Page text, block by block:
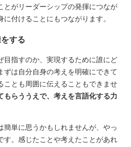
とがリーダーシップの発揮につなが
付けることにもつながります。
する
目指すのか、実現するために誰にど
ずは自分自身の考えを明確にできて
ことも周囲に伝えることもできませ
もらううえで、考えを言語化する力
簡単に思うかもしれませんが、やっ
す。感じたことや考えたことがあれ